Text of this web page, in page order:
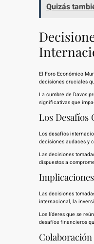
Quizás
El Foro Económico
decisiones cruciales
La cumbre de Davos
significativas que
Los Desafíos
Los desafíos
decisiones audaces y
Las decisiones
dispuestos a
Las decisiones
internacional, la
Los líderes que se
desafíos financieros